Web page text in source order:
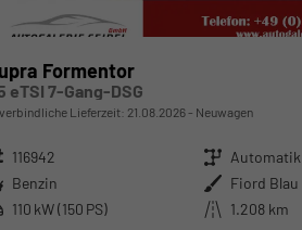
Formentor
eTSI 7-Gang-DSG
Lieferzeit: 21.08.2026 Neuwagen
116942 Getriebe Automatik
Benzin Außenfarbe Fiord Blau
110 kW (150 PS) Kilometerstand 1.208 km